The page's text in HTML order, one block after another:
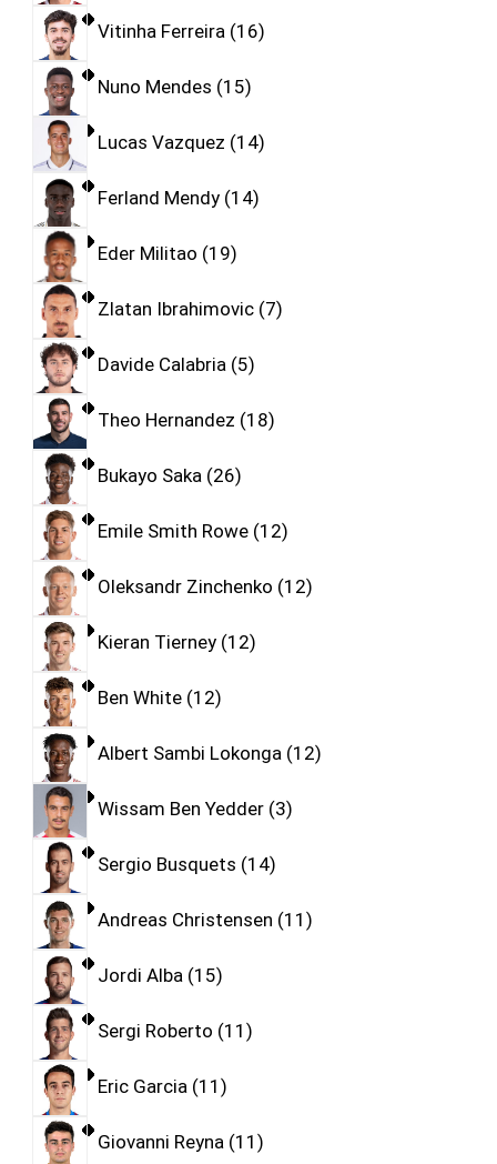
Vitinha Ferreira 16
Nuno Mendes 15
Lucas Vazquez 14
Ferland Mendy 14
Eder Militao 19
Zlatan Ibrahimovic 7
Davide Calabria 5
Theo Hernandez 18
Bukayo Saka 26
Emile Smith Rowe 12
Oleksandr Zinchenko 12
Kieran Tierney 12
Ben White 12
Albert Sambi Lokonga 12
Wissam Ben Yedder 3
Sergio Busquets 14
Andreas Christensen 11
Jordi Alba 15
Sergi Roberto 11
Eric Garcia 11
Giovanni Reyna 11